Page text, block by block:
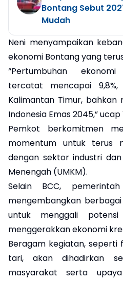
Bontang Sebut
Mudah
Neni menyampaikan
ekonomi Bontang yang
“Pertumbuhan
tercatat mencapai
Kalimantan Timur,
Indonesia Emas 2045,” ucap
Pemkot berkomitmen
momentum untuk terus
dengan sektor industri
Menengah (UMKM).
Selain BCC,
mengembangkan
untuk menggali
menggerakkan ekonomi
Beragam kegiatan,
tari, akan dihadirkan
masyarakat serta